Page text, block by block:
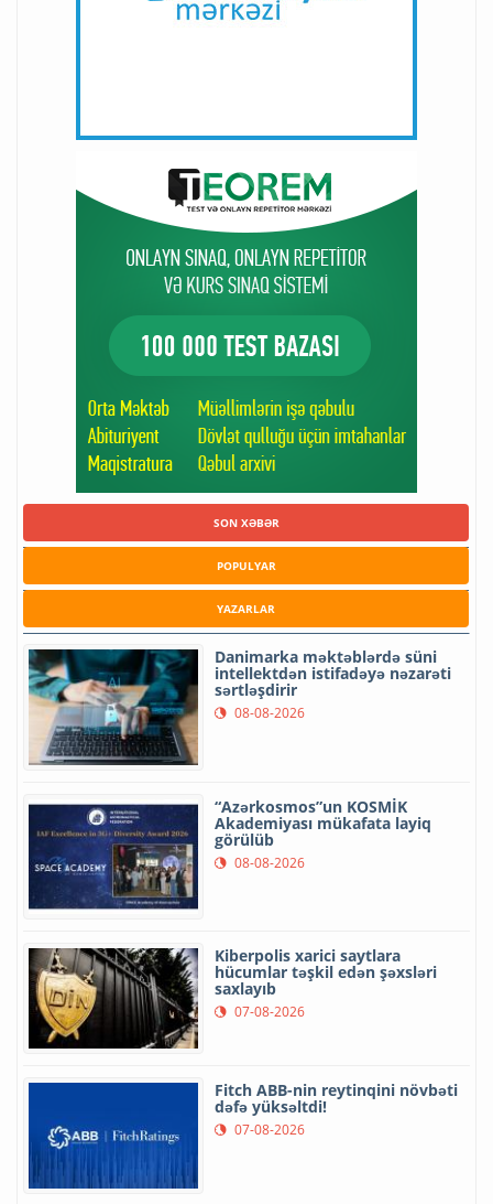
SON XƏBƏR
POPULYAR
YAZARLAR
Danimarka məktəblərdə süni
intellektdən istifadəyə nəzarəti
sərtləşdirir
08-08-2026
“Azərkosmos”un KOSMİK
Akademiyası mükafata layiq
görülüb
08-08-2026
Kiberpolis xarici saytlara
hücumlar təşkil edən şəxsləri
saxlayıb
07-08-2026
Fitch ABB-nin reytinqini növbəti
dəfə yüksəltdi!
07-08-2026